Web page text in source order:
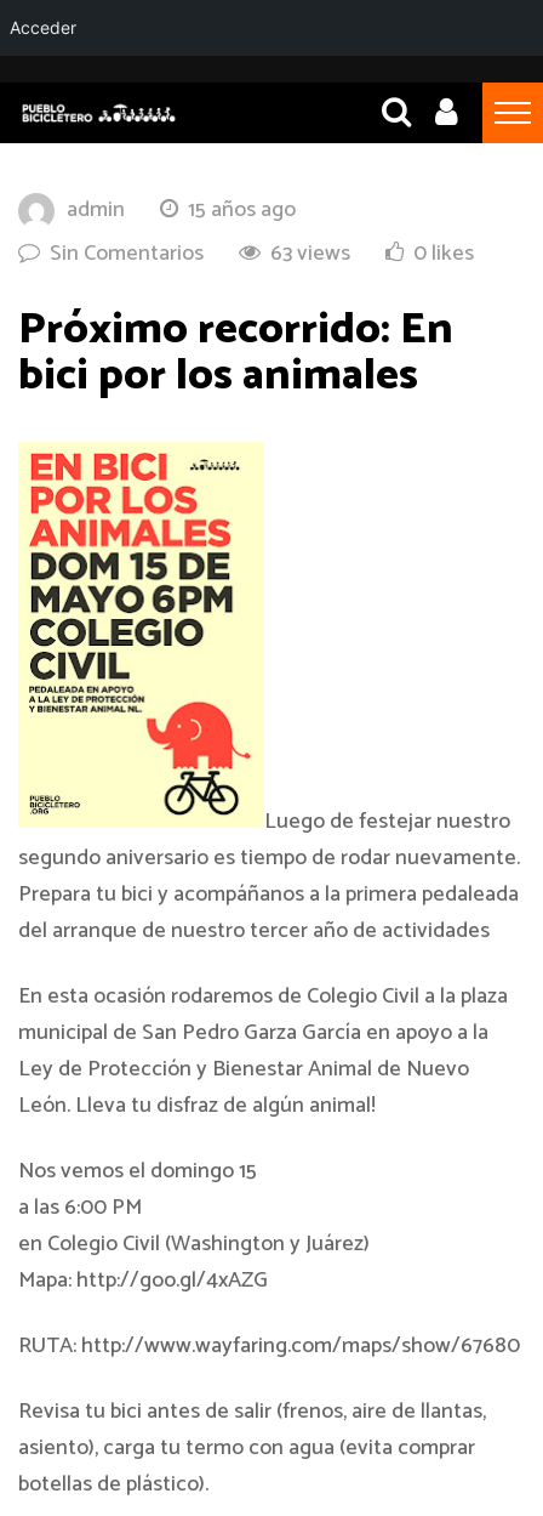
admin
15 años ago
Sin Comentarios
63 views 0 likes
Próximo recorrido: En
bici por los animales
Luego de festejar nuestro
segundo aniversario es tiempo de rodar nuevamente.
Prepara tu bici y acompáñanos a la primera pedaleada
del arranque de nuestro tercer año de actividades
En esta ocasión rodaremos de Colegio Civil a la plaza
municipal de San Pedro Garza García en apoyo a la
Ley de Protección y Bienestar Animal de Nuevo
León. Lleva tu disfraz de algún animal!
Nos vemos el domingo 15
a las 6:00 PM
en Colegio Civil (Washington y Juárez)
Mapa: http://goo.gl/4xAZG
RUTA: http://www.wayfaring.com/maps/show/67680
Revisa tu bici antes de salir (frenos, aire de llantas,
asiento), carga tu termo con agua (evita comprar
botellas de plástico).
Acceder